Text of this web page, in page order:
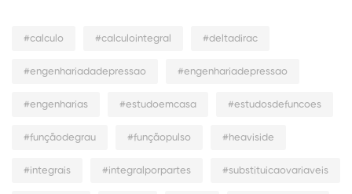
#calculo #calculointegral #deltadirac
#engenhariadadepressao #engenhariadepressao
#engenharias #estudoemcasa #estudosdefuncoes
#funçãodegrau #funçãopulso #heaviside
#integrais #integralporpartes #substituicaovariaveis